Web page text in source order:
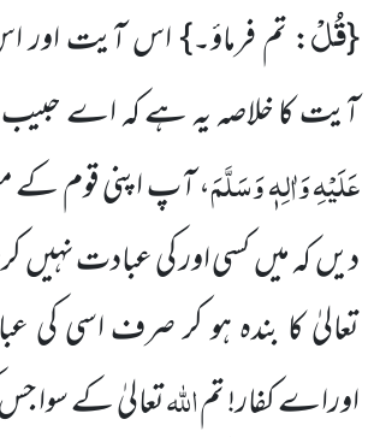
{قُلْ: تم فرماؤ۔} اس آیت اور
آیت کا خلاصہ یہ ہے کہ اے
عَلَیْہِ وَاٰلِہٖ وَسَلَّمَ، آپ اپنی قوم کے
دیں کہ میں کسی اور کی عبادت نہیں
تعالیٰ کا بندہ ہو کر صرف اسی کی
اوراے کفار! تماللہتعالیٰ کے سوا